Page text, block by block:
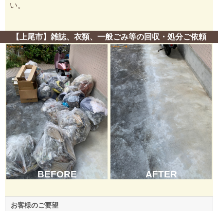
い。
【上尾市】雑誌、衣類、一般ごみ等の回収・処分ご依頼
BEFORE AFTER
お客様のご要望